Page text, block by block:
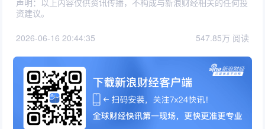
声明：以上内容仅供资讯传播，不构成与新浪财经相关的任何投
资建议。
2026-06-16 20:44:35 547.85万 阅读